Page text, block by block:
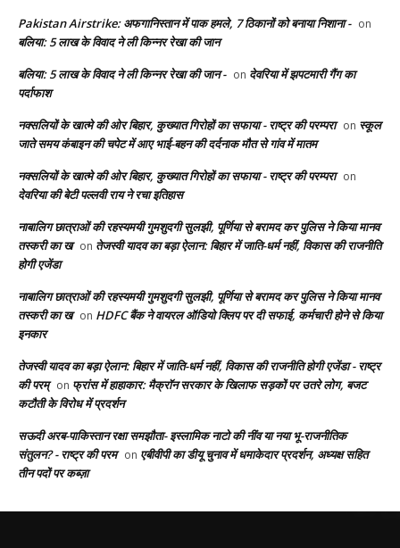
Pakistan Airstrike: अफगानिस्तान में पाक हमले, 7 ठिकानों को बनाया निशाना - on
बलिया: 5 लाख के विवाद ने ली किन्नर रेखा की जान
बलिया: 5 लाख के विवाद ने ली किन्नर रेखा की जान - on देवरिया में झपटमारी गैंग का
पर्दाफाश
नक्सलियों के खात्मे की ओर बिहार, कुख्यात गिरोहों का सफाया - राष्ट्र की परम्परा on स्कूल
जाते समय कंबाइन की चपेट में आए भाई-बहन की दर्दनाक मौत से गांव में मातम
नक्सलियों के खात्मे की ओर बिहार, कुख्यात गिरोहों का सफाया - राष्ट्र की परम्परा on
देवरिया की बेटी पल्लवी राय ने रचा इतिहास
नाबालिग छात्राओं की रहस्यमयी गुमशुदगी सुलझी, पूर्णिया से बरामद कर पुलिस ने किया मानव
तस्करी का ख on तेजस्वी यादव का बड़ा ऐलान: बिहार में जाति-धर्म नहीं, विकास की राजनीति
होगी एजेंडा
नाबालिग छात्राओं की रहस्यमयी गुमशुदगी सुलझी, पूर्णिया से बरामद कर पुलिस ने किया मानव
तस्करी का ख on HDFC बैंक ने वायरल ऑडियो क्लिप पर दी सफाई, कर्मचारी होने से किया
इनकार
तेजस्वी यादव का बड़ा ऐलान: बिहार में जाति-धर्म नहीं, विकास की राजनीति होगी एजेंडा - राष्ट्र
की परम् on फ्रांस में हाहाकार: मैक्रॉन सरकार के खिलाफ सड़कों पर उतरे लोग, बजट
कटौती के विरोध में प्रदर्शन
सऊदी अरब-पाकिस्तान रक्षा समझौता- इस्लामिक नाटो की नींव या नया भू-राजनीतिक
संतुलन? - राष्ट्र की परम on एबीवीपी का डीयू चुनाव में धमाकेदार प्रदर्शन, अध्यक्ष सहित
तीन पदों पर कब्ज़ा